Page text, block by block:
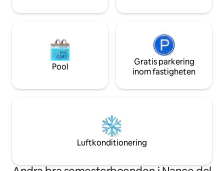
Pool
Gratis parkering
inom fastigheten
Luftkonditionering